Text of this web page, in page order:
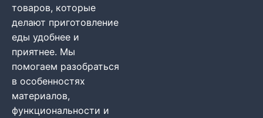
товаров, которые
делают приготовление
еды удобнее и
приятнее. Мы
помогаем разобраться
в особенностях
материалов,
функциональности и